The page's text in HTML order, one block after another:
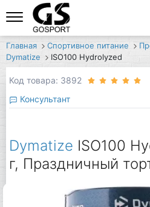
Главная Спортивное питание
Dymatize
ISO100 Hydrolyzed
Код товара: 3892
Консультант
Dymatize ISO100
г, Праздничный